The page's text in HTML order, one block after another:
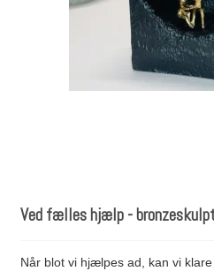
Ved fælles hjælp -
Når blot vi hjælpes ad, kan vi